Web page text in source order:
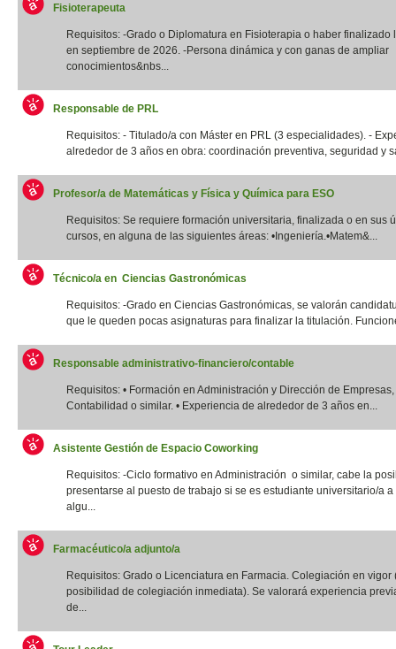
Fisioterapeuta
Requisitos: -Grado o Diplomatura en Fisioterapia o haber finalizado
en septiembre de 2026. -Persona dinámica y con ganas de ampliar
conocimientos&nbs...
Responsable de PRL
Requisitos: - Titulado/a con Máster en PRL (3 especialidades). -
alrededor de 3 años en obra: coordinación preventiva, seguridad y
Profesor/a de Matemáticas y Física y Química para ESO
Requisitos: Se requiere formación universitaria, finalizada o en sus
cursos, en alguna de las siguientes áreas: •Ingeniería.•Matem&...
Técnico/a en Ciencias Gastronómicas
Requisitos: -Grado en Ciencias Gastronómicas, se valorán
que le queden pocas asignaturas para finalizar la titulación.
Responsable administrativo-financiero/contable
Requisitos: • Formación en Administración y Dirección de
Contabilidad o similar. • Experiencia de alrededor de 3 años en...
Asistente Gestión de Espacio Coworking
Requisitos: -Ciclo formativo en Administración o similar, cabe la
presentarse al puesto de trabajo si se es estudiante universitario/a a
algu...
Farmacéutico/a adjunto/a
Requisitos: Grado o Licenciatura en Farmacia. Colegiación en vigor
posibilidad de colegiación inmediata). Se valorará experiencia
de...